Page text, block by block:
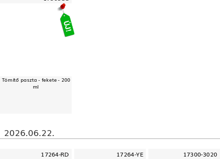
Tömítő paszta - fekete - 200
ml
2026.06.22.
17264-RD 17264-YE 17300-3020